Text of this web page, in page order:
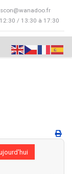
/ 13:30 à 17:30